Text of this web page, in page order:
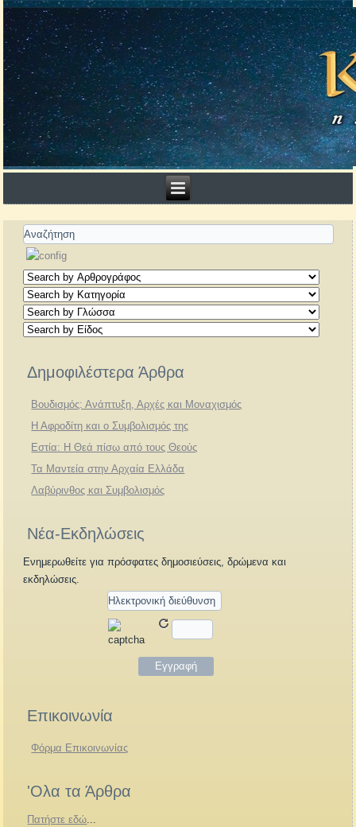
Δημοφιλέστερα Άρθρα
Βουδισμός: Ανάπτυξη, Αρχές και Μοναχισμός
Η Αφροδίτη και ο Συμβολισμός της
Εστία: Η Θεά πίσω από τους Θεούς
Τα Μαντεία στην Αρχαία Ελλάδα
Λαβύρινθος και Συμβολισμός
Νέα-Εκδηλώσεις
Ενημερωθείτε για πρόσφατες δημοσιεύσεις, δρώμενα και
εκδηλώσεις.
Επικοινωνία
Φόρμα Επικοινωνίας
'Ολα τα Άρθρα
Πατήστε εδώ...